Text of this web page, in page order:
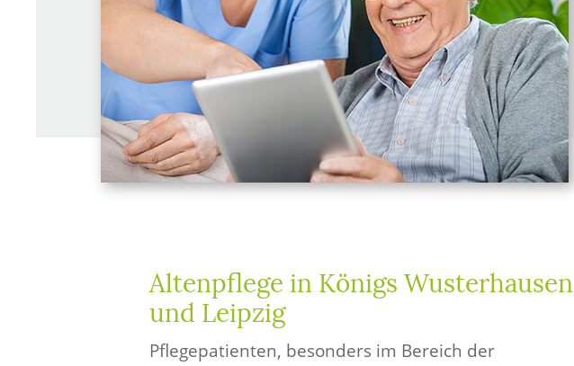
Altenpflege in Königs Wusterhausen
und Leipzig
Pflegepatienten, besonders im Bereich der